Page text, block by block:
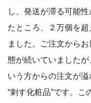
し、発送が滞る可能
たところ、２万個を
ました。ご注文から
態が続いていました
いう方からの注文が
“刺す化粧品”です。こ